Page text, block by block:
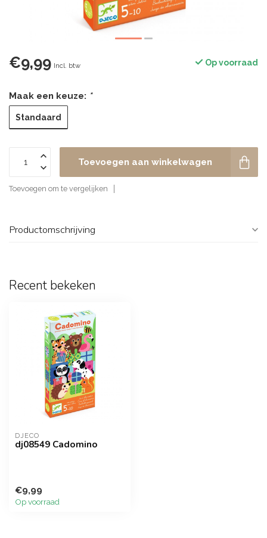
€9,99 Incl. btw Op voorraad
Maak een keuze: *
Standaard
Toevoegen aan winkelwagen
Toevoegen om te vergelijken
Productomschrijving
Recent bekeken
DJECO
dj08549 Cadomino
€9,99
Op voorraad